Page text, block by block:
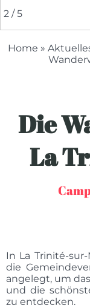
2 / 5
Home »
Die
La
In La Trinité-
die
angelegt, um
und die
zu entdecken.